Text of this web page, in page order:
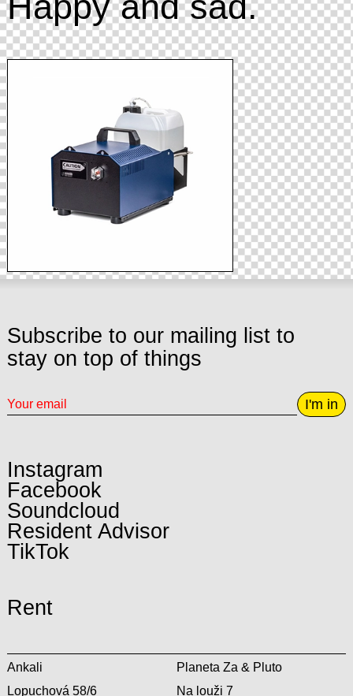
Subscribe to our mailing list to
stay on top of things
I'm in
Instagram
Facebook
Soundcloud
Resident Advisor
TikTok
Rent
Ankali
Lopuchová 58/6
Planeta Za & Pluto
Na louži 7